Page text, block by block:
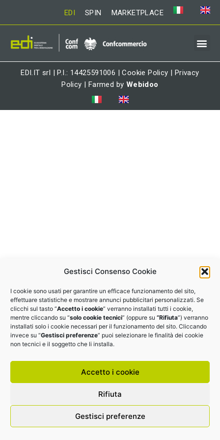
Gestisci Consenso Cookie
I cookie sono usati per garantire un efficace funzionamento del sito,
effettuare statistiche e mostrare annunci pubblicitari personalizzati. Se
clicchi sul tasto “Accetto i cookie” verranno installati tutti i cookie,
mentre cliccando su “solo cookie tecnici” (oppure su “Rifiuta”) verranno
installati solo i cookie necessari per il funzionamento del sito. Cliccando
invece su “Gestisci preferenze” puoi selezionare le finalità dei cookie
non tecnici e il soggetto che li installa.
Accetto i cookie
Rifiuta
Gestisci preferenze
EDI SPIN MARKETPLACE
EDI.IT srl | P.I.: 14425591006 |Cookie Policy | Privacy
Policy | Farmed by Webidoo